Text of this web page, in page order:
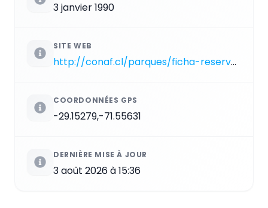
3 janvier 1990
SITE WEB
http://conaf.cl/parques/ficha-reserva_nacional_pinguino_de_humboldt-21.html
COORDONNÉES GPS
-29.15279,-71.55631
DERNIÈRE MISE À JOUR
3 août 2026 à 15:36